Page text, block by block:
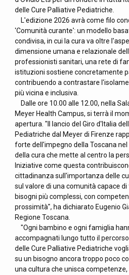
delle Cure Palliative Pediatriche.
L'edizione 2026 avrà come filo
'Comunità curante': un modello
condivisa, in cui la cura va oltre
dimensione umana e relazionale
professionisti sanitari, una rete di
istituzioni sostiene concretamente
contribuendo a contrastare
più vicina e inclusiva.
Dalle ore 10.00 alle 12.00, nella
Meyer Health Campus, si terrà il
apertura. "Il lancio del Giro d'Italia
Pediatriche dal Meyer di Firenze
forte dell'impegno della Toscana
della cura che mette al centro la
Iniziative come questa
cittadinanza sull'importanza delle
sul valore di una comunità capace
bisogni più complessi, con
prossimità", ha dichiarato Eugenio
Regione Toscana.
"Ogni bambino e ogni famiglia
accompagnati lungo tutto il percorso
delle Cure Palliative Pediatriche
su un bisogno ancora troppo poco
una cultura che unisca competenze,